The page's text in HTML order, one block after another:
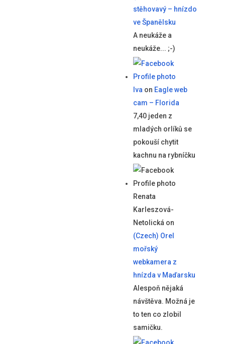
stěhovavý – hnízdo
ve Španělsku
A neukáže a
neukáže... ;-)
Iva on Eagle web
cam – Florida
7,40 jeden z
mladých orlíků se
pokouší chytit
kachnu na rybníčku
Renata
Karleszová-
Netolická on
(Czech) Orel
mořský
webkamera z
hnízda v Maďarsku
Alespoň nějaká
návštěva. Možná je
to ten co zlobil
samičku.